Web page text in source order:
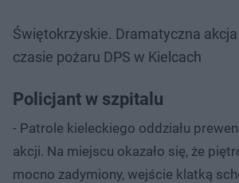
Świętokrzyskie. Dramatyczna
czasie pożaru DPS w Kielcach
Policjant w szpitalu
- Patrole kieleckiego oddziału
akcji. Na miejscu okazało się, że
mocno zadymiony, wejście klatką